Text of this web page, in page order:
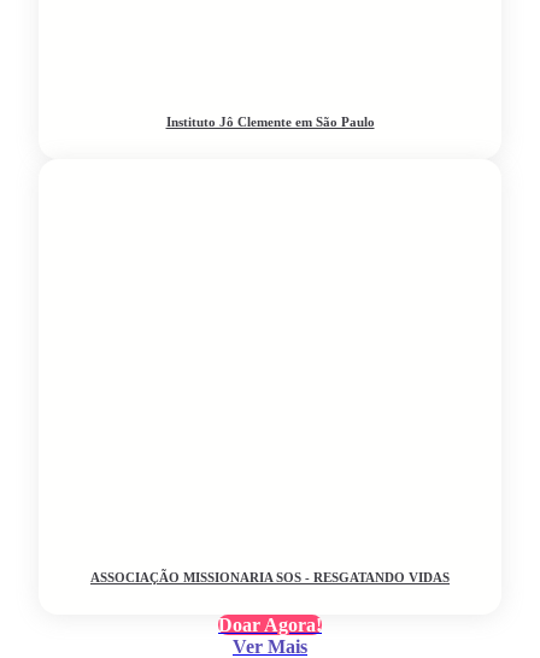
Instituto Jô Clemente em São Paulo
ASSOCIAÇÃO MISSIONARIA SOS - RESGATANDO VIDAS
Doar Agora!
Ver Mais